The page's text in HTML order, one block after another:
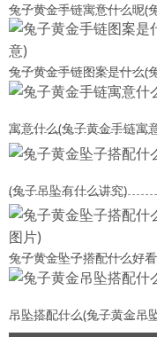
兔子黄金手链寓意什么呢(
兔子黄金手链图案是什么(
寓意什么(兔子黄金手链寓
(兔子吊坠有什么讲究)
兔子黄金坠子搭配什么好
吊坠搭配什么(兔子黄金吊